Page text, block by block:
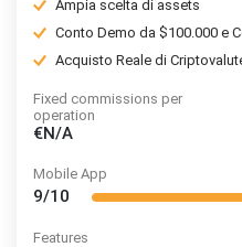
Ampia scelta di assets
Conto Demo da $100.000 e
Acquisto Reale di
Fixed commissions per
operation
€N/A
Mobile App
9/10
Features